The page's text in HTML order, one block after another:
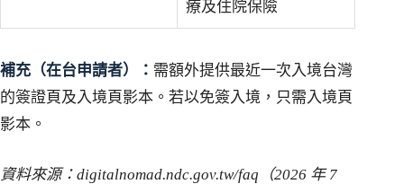
療及住院保險
補充（在台申請者）： 需額外提供最近一次入境台灣
的簽證頁及入境頁影本。若以免簽入境，只需入境頁
影本。
資料來源：digitalnomad.ndc.gov.tw/faq（2026 年 7